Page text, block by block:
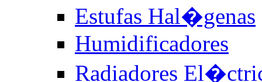
Estufas Hal�genas
Humidificadores
Radiadores